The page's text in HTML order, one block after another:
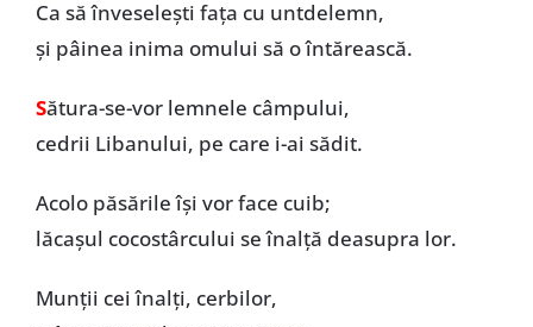
Ca să înveselești fața cu untdelemn,
și pâinea inima omului să o întărească.
Sătura-se-vor lemnele câmpului,
cedrii Libanului, pe care i-ai sădit.
Acolo păsările își vor face cuib;
lăcașul cocostârcului se înalță deasupra lor.
Munții cei înalți, cerbilor,